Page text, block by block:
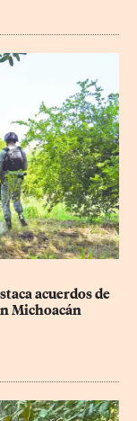
acuerdos de
Michoacán